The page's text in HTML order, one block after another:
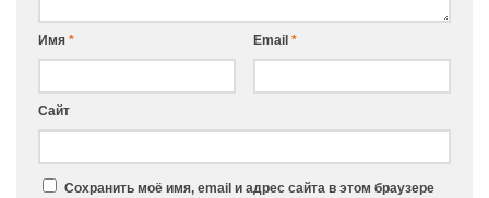
Имя * Email *
Сайт
Сохранить моё имя, email и адрес сайта в этом браузере